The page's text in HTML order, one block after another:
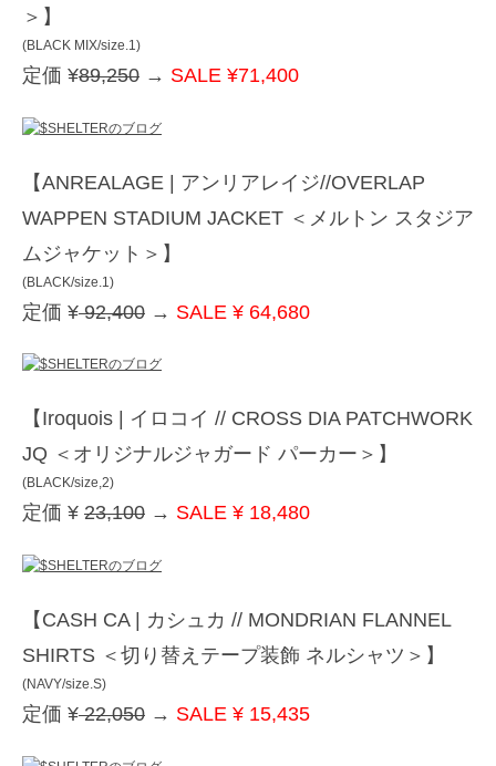
＞】
(BLACK MIX/size.1)
定価 ¥89,250 → SALE ¥71,400
【ANREALAGE | アンリアレイジ//OVERLAP
WAPPEN STADIUM JACKET ＜メルトン スタジア
ムジャケット＞】
(BLACK/size.1)
定価 ¥92,400 → SALE ¥ 64,680
【Iroquois | イロコイ // CROSS DIA PATCHWORK
JQ ＜オリジナルジャガード パーカー＞】
(BLACK/size,2)
定価 ¥ 23,100 → SALE ¥ 18,480
【CASH CA | カシュカ // MONDRIAN FLANNEL
SHIRTS ＜切り替えテープ装飾 ネルシャツ＞】
(NAVY/size.S)
定価 ¥22,050 → SALE ¥ 15,435